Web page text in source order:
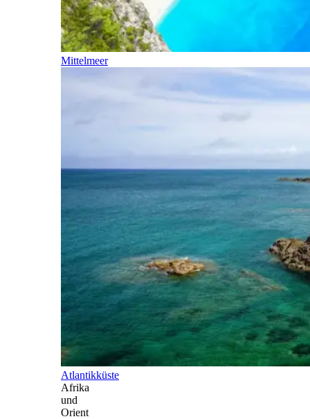
Mittelmeer
Atlantikküste
Afrika
und
Orient